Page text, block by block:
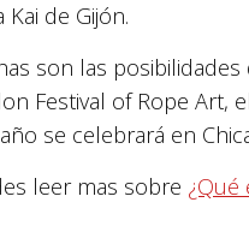
Kai de Gijón.
son las
Festival of Rope Art,
se celebrará en
leer mas sobre ¿Qué